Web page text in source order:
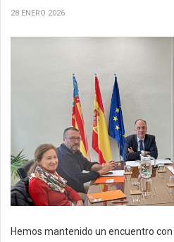
28 ENERO 2026
Hemos mantenido un encuentro con